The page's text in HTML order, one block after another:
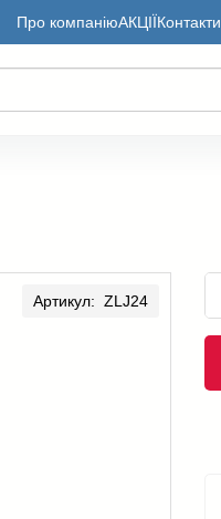
Про компаніюАКЦІЇКонтакти
Артикул: ZLJ24